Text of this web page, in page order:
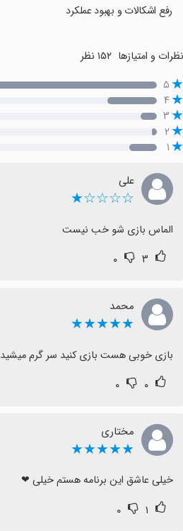
رفع اشکالات و بهبود عملکرد
نظرات و امتیازها ۱۵۲ نظر
۵
۴
۳
۲
۱
علی
☆☆☆☆★
الماس بازی شو خب نیست
۳ ۰
محمد
★★★★★
بازی خوبی هست بازی کنید سر گرم میشید
۰ ۰
مختاری
★★★★★
خیلی عاشق این برنامه هستم خیلی ❤
۱ ۰